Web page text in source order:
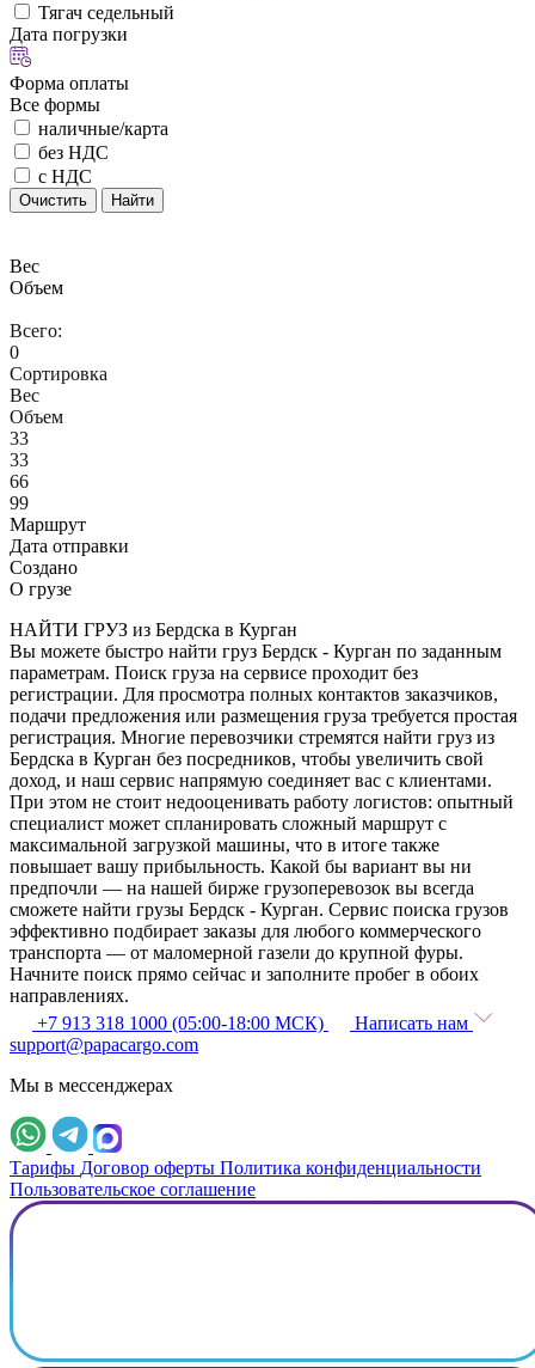
Тягач седельный
Дата погрузки
Форма оплаты
Все формы
наличные/карта
без НДС
с НДС
Очистить Найти
Вес
Объем
Всего:
0
Сортировка
Вес
Объем
33
33
66
99
Маршрут
Дата отправки
Создано
О грузе
НАЙТИ ГРУЗ из Бердска в Курган
Вы можете быстро найти груз Бердск - Курган по заданным
параметрам. Поиск груза на сервисе проходит без
регистрации. Для просмотра полных контактов заказчиков,
подачи предложения или размещения груза требуется простая
регистрация. Многие перевозчики стремятся найти груз из
Бердска в Курган без посредников, чтобы увеличить свой
доход, и наш сервис напрямую соединяет вас с клиентами.
При этом не стоит недооценивать работу логистов: опытный
специалист может спланировать сложный маршрут с
максимальной загрузкой машины, что в итоге также
повышает вашу прибыльность. Какой бы вариант вы ни
предпочли — на нашей бирже грузоперевозок вы всегда
сможете найти грузы Бердск - Курган. Сервис поиска грузов
эффективно подбирает заказы для любого коммерческого
транспорта — от маломерной газели до крупной фуры.
Начните поиск прямо сейчас и заполните пробег в обоих
направлениях.
+7 913 318 1000 (05:00-18:00 МСК)
Написать нам
support@papacargo.com
Мы в мессенджерах
Тарифы Договор оферты Политика конфиденциальности
Пользовательское соглашение